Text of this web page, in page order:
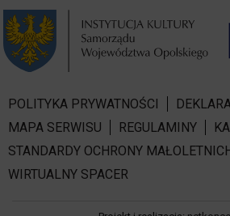
POLITYKA PRYWATNOŚCI
MAPA SERWISU
REGULAMINY
STANDARDY OCHRONY
WIRTUALNY SPACER